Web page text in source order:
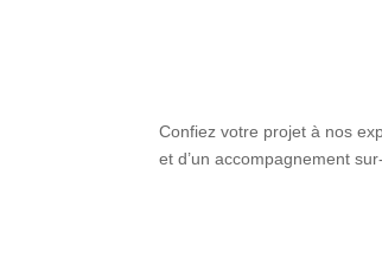
Confiez votre projet à nos
et d’un accompagnement